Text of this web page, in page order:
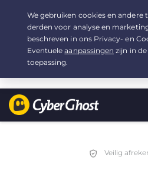
Uw keuze:de beste aanbiedingvoor
2.19/
Veilig